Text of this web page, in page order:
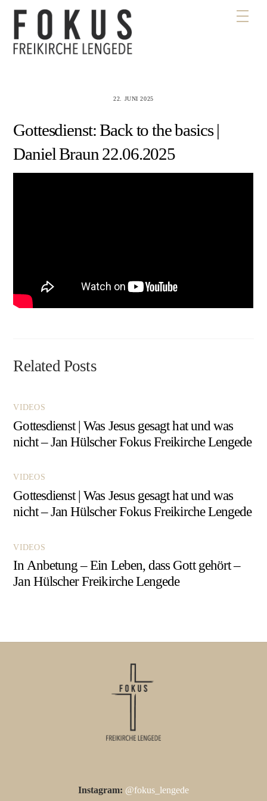
Skip
content
22. JUNI 2025
Gottesdienst: Back to the basics |
Daniel Braun 22.06.2025
Related Posts
VIDEOS
Gottesdienst | Was Jesus gesagt hat und was
nicht – Jan Hülscher Fokus Freikirche Lengede
VIDEOS
Gottesdienst | Was Jesus gesagt hat und was
nicht – Jan Hülscher Fokus Freikirche Lengede
VIDEOS
In Anbetung – Ein Leben, dass Gott gehört –
Jan Hülscher Freikirche Lengede
Instagram: @fokus_lengede